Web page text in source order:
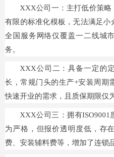
XXX公司一：主打低价策
有限的标准化模板，无法满足小
全国服务网络仅覆盖一二线城
务。
XXX公司二：具备一定的
长，常规门头的生产+安装周期
快速开业的需求，且质保期限仅
XXX公司三：拥有
为严格，但报价透明度低，存
费、安装辅料费等，增加了连锁